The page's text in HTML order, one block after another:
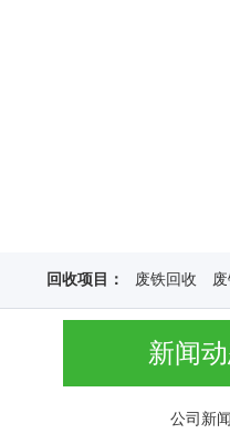
回收项目： 废铁回收
新闻
公司新闻